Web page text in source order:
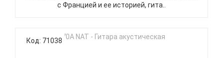
с Францией и ее историей, гита..
Код: 71038